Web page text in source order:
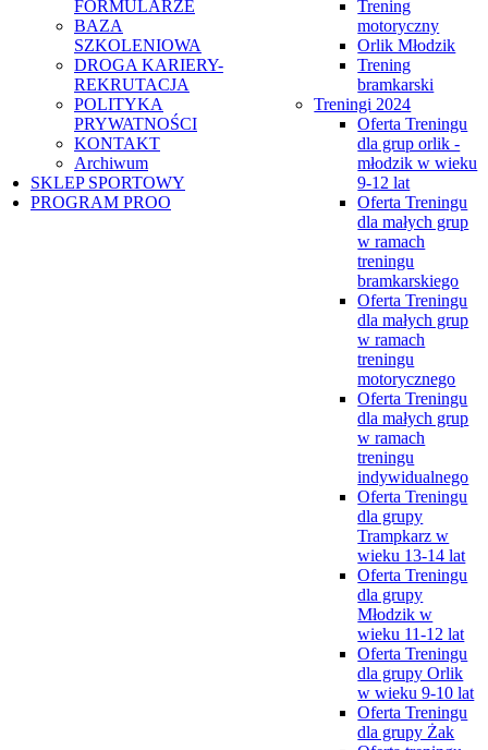
FORMULARZE
BAZA
SZKOLENIOWA
DROGA KARIERY-
REKRUTACJA
POLITYKA
PRYWATNOŚCI
KONTAKT
Archiwum
SKLEP SPORTOWY
PROGRAM PROO
Trening
motoryczny
Orlik Młodzik
Trening
bramkarski
Treningi 2024
Oferta Treningu
dla grup orlik -
młodzik w wieku
9-12 lat
Oferta Treningu
dla małych grup
w ramach
treningu
bramkarskiego
Oferta Treningu
dla małych grup
w ramach
treningu
motorycznego
Oferta Treningu
dla małych grup
w ramach
treningu
indywidualnego
Oferta Treningu
dla grupy
Trampkarz w
wieku 13-14 lat
Oferta Treningu
dla grupy
Młodzik w
wieku 11-12 lat
Oferta Treningu
dla grupy Orlik
w wieku 9-10 lat
Oferta Treningu
dla grupy Żak